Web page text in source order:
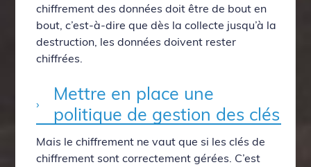
chiffrement des données doit être de bout en
bout, c’est-à-dire que dès la collecte jusqu’à la
destruction, les données doivent rester
chiffrées.
Mettre en place une
politique de gestion des clés
Mais le chiffrement ne vaut que si les clés de
chiffrement sont correctement gérées. C’est